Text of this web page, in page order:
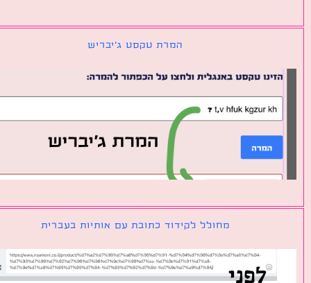
המרת טקסט ג׳יבריש
מחולל לקידוד כתובת עם אותיות בעברית